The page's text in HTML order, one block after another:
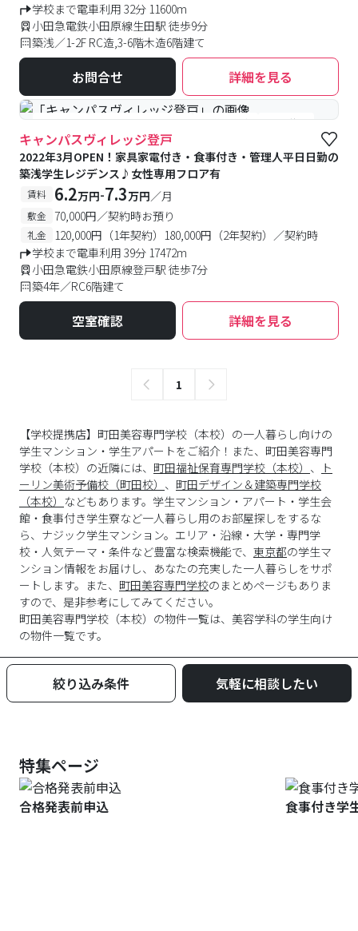
学校まで電車利用 32分 11600m
小田急電鉄小田原線生田駅 徒歩9分
築浅／1-2F RC造,3-6階木造6階建て
お問合せ 詳細を見る
#食事付き #女性専用フロアあり #予約受付中 #空室待ち
キャンパスヴィレッジ登戸
2022年3月OPEN！家具家電付き・食事付き・管理人平日日勤の
築浅学生レジデンス♪女性専用フロア有
賃料 6.2万円-7.3万円／月
敷金 70,000円／契約時お預り
礼金
120,000円（1年契約）180,000円（2年契約）／契約時
学校まで電車利用 39分 17472m
小田急電鉄小田原線登戸駅 徒歩7分
築4年／RC6階建て
空室確認 詳細を見る
1
【学校提携店】町田美容専門学校（本校）の一人暮らし向けの
学生マンション・学生アパートをご紹介！また、町田美容専門
学校（本校）の近隣には、 町田福祉保育専門学校（本校） 、
ト
ーリン美術予備校（町田校） 、 町田デザイン＆建築専門学校
（本校） などもあります。学生マンション・アパート・学生会
館・食事付き学生寮など一人暮らし用のお部屋探しをするな
ら、ナジック学生マンション。エリア・沿線・大学・専門学
校・人気テーマ・条件など豊富な検索機能で、 東京都の学生マ
ンション情報をお届けし、あなたの充実した一人暮らしをサポ
ートします。また、 町田美容専門学校のまとめページもありま
すので、是非参考にしてみてください。
町田美容専門学校 （本校）の物件一覧は、 美容学科の学生向け
の物件一覧です。
絞り込み条件 気軽に相談したい
特集ページ
合格発表前申込 食事付き学